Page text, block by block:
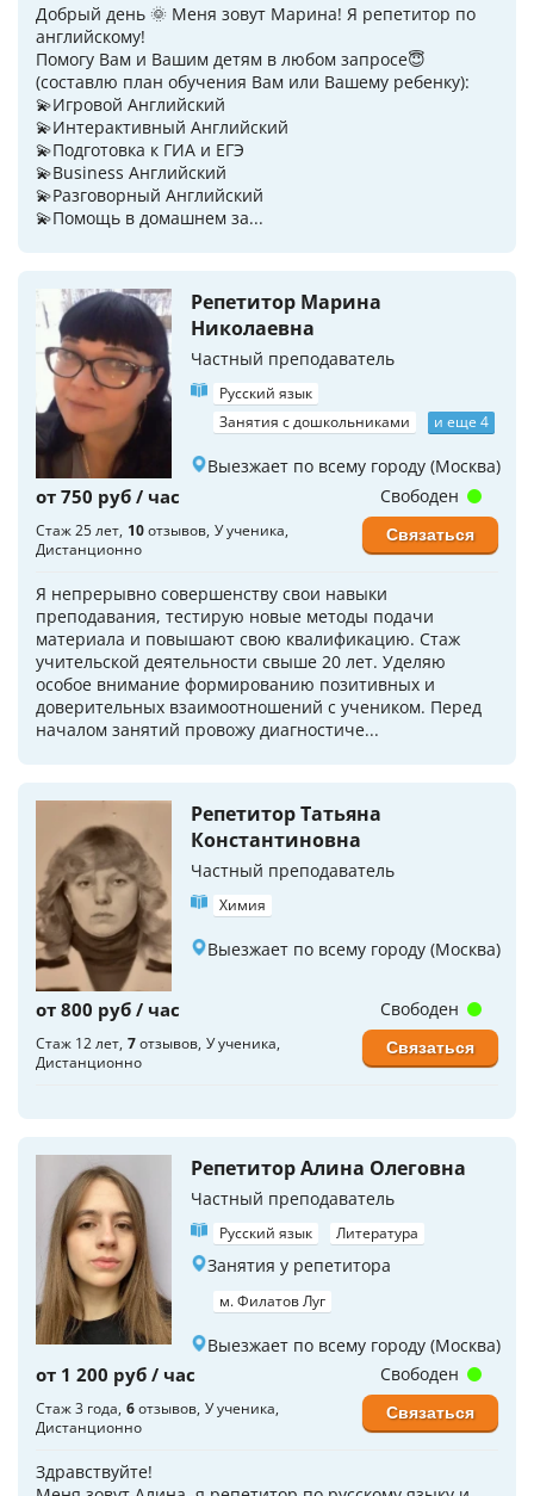
Добрый день 🌞 Меня зовут Марина! Я репетитор по
английскому!
Помогу Вам и Вашим детям в любом запросе😇
(составлю план обучения Вам или Вашему ребенку):
💫Игровой Английский
💫Интерактивный Английский
💫Подготовка к ГИА и ЕГЭ
💫Business Английский
💫Разговорный Английский
💫Помощь в домашнем за...
Репетитор Марина
Николаевна
Частный преподаватель
Русский язык
Занятия с дошкольниками
и еще 4
Выезжает по всему городу (Москва)
от 750 руб / час
Стаж 25 лет 10отзывов У ученика
Дистанционно
Я непрерывно совершенству свои навыки
преподавания, тестирую новые методы подачи
материала и повышают свою квалификацию. Стаж
учительской деятельности свыше 20 лет. Уделяю
особое внимание формированию позитивных и
доверительных взаимоотношений с учеником. Перед
началом занятий провожу диагностиче...
Свободен
Связаться
Репетитор Татьяна
Константиновна
Частный преподаватель
Химия
Выезжает по всему городу (Москва)
от 800 руб / час
Стаж 12 лет 7отзывов У ученика
Дистанционно
Свободен
Связаться
Репетитор Алина Олеговна
Частный преподаватель
Русский язык Литература
Занятия у репетитора
м. Филатов Луг
Выезжает по всему городу (Москва)
от 1 200 руб / час
Стаж 3 года 6отзывов У ученика
Дистанционно
Здравствуйте!
Свободен
Связаться